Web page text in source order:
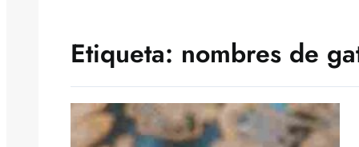
Etiqueta: nombres de